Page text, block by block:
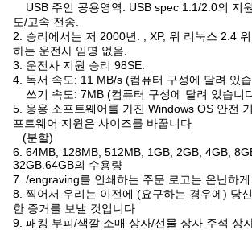
USB 주인 공용영역: USB spec 1.1/2.0의 지
도/고속 전송.
2. 승리에서는 저 2000년. , XP, 위 리눅스 2.4
하는 운전사 임명 없음.
3. 운전사 지원 승리 98SE.
4. 독서 속도: 11 MB/s (컴퓨터 구성에 달려 있
쓰기 속도: 7MB (컴퓨터 구성에 달려 있습니
5. 응용 소프트웨어를 가진 Windows OS 안전
프트웨어 지원은 사이즈를 바꿉니다
(분할)
6. 64MB, 128MB, 512MB, 1GB, 2GB, 4GB,
32GB.64GB의 수용량
7. /engraving를 인쇄하는 주문 로고는 온난하게
8. 찍어서 우리는 이전에 (요구하는 경우에) 당
한 증거를 보낼 것입니다
9. 패킹 부피/색깔 소매 상자/선물 상자 주석 상